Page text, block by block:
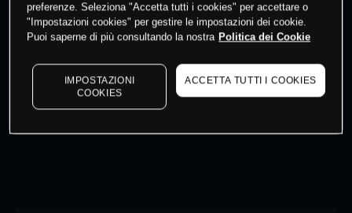
I prezzi sono solo indicativi. Accediper vedere gli ultimi
dati di mercato
to see latest market data
preferenze. Seleziona "Accetta tutti i cookies" per accettare o
"Impostazioni cookies" per gestire le impostazioni dei cookie.
Puoi saperne di più consultando la nostra Politica dei Cookie
IMPOSTAZIONI
COOKIES
ACCETTA TUTTI I COOKIES